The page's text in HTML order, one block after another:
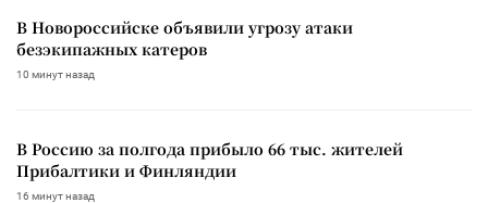
В Новороссийске объявили угрозу атаки
безэкипажных катеров
10 минут назад
В Россию за полгода прибыло 66 тыс. жителей
Прибалтики и Финляндии
16 минут назад